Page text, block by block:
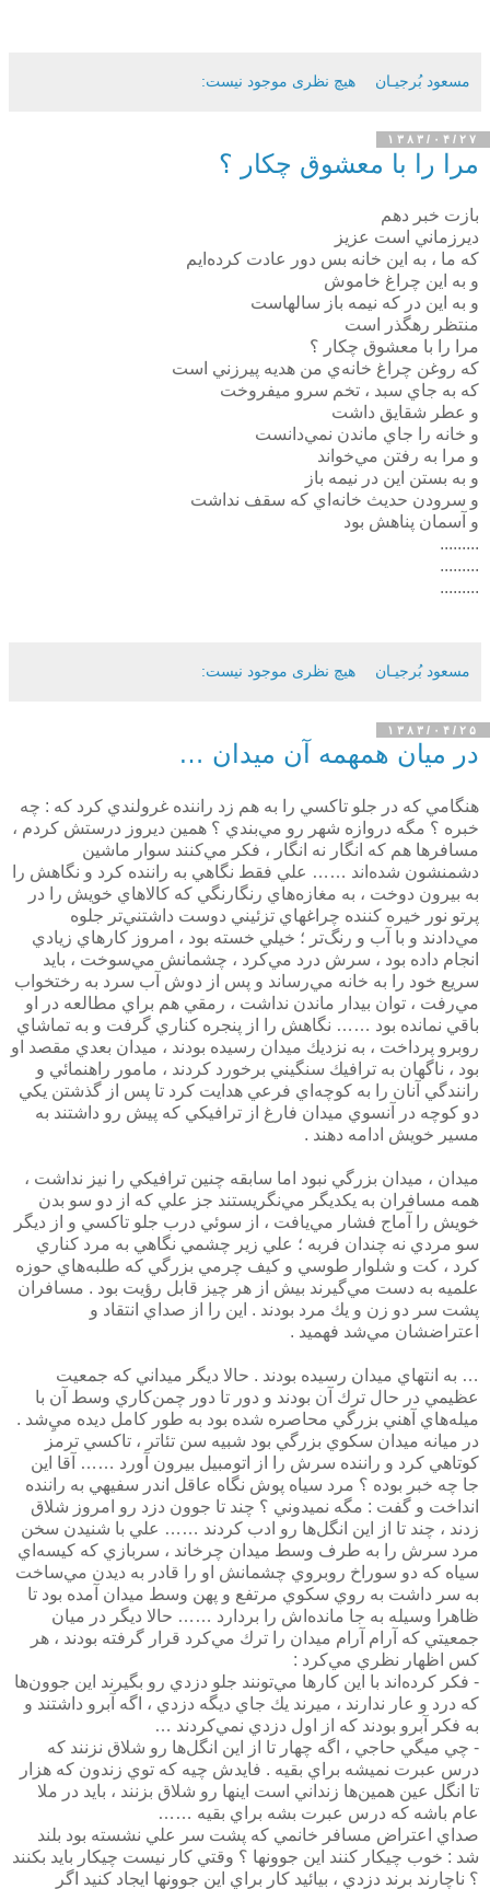
مسعود بُرجيـان هیچ نظری موجود نیست:
۱۳۸۳/۰۴/۲۷
مرا را با معشوق چکار ؟
بازت خبر دهم
ديرزماني است عزيز
که ما ، به اين خانه بس دور عادت کرده‌ايم
و به اين چراغ خاموش
و به اين در که نيمه باز سالهاست
منتظر رهگذر است
مرا را با معشوق چکار ؟
که روغن چراغ خانه‌ي من هديه پيرزني است
که به جاي سبد ، تخم سرو ميفروخت
و عطر شقايق داشت
و خانه را جاي ماندن نمي‌دانست
و مرا به رفتن مي‌خواند
و به بستن اين در نيمه باز
و سرودن حديث خانه‌اي که سقف نداشت
و آسمان پناهش بود
.........
.........
.........
مسعود بُرجيـان هیچ نظری موجود نیست:
۱۳۸۳/۰۴/۲۵
در ميان همهمه آن ميدان …
هنگامي كه در جلو تاكسي را به هم زد راننده غرولندي كرد كه : چه
خبره ؟ مگه دروازه شهر رو مي‌بندي ؟ همين ديروز درستش كردم ،
مسافرها هم كه انگار نه انگار ، فكر مي‌كنند سوار ماشين
دشمنشون شده‌اند …… علي فقط نگاهي به راننده كرد و نگاهش را
به بيرون دوخت ، به مغازه‌هاي رنگارنگي كه كالاهاي خويش را در
پرتو نور خيره كننده چراغهاي تزئيني دوست داشتني‌تر جلوه
مي‌دادند و با آب و رنگ‌تر ؛ خيلي خسته بود ،‌ امروز كارهاي زيادي
انجام ‌داده بود ، سرش درد مي‌كرد ، ‌چشمانش مي‌سوخت ، بايد
سريع خود را به خانه مي‌رساند و پس از دوش آب سرد به رختخواب
مي‌رفت ، توان بيدار ماندن نداشت ، رمقي هم براي مطالعه در او
باقي نما‌نده بود …… نگاهش را از پنجره كناري گرفت و به تماشاي
روبرو پرداخت ، به نزديك ميدان رسيده بودند ، ميدان بعدي مقصد او
بود ، ناگهان به ترافيك سنگيني برخورد كردند ، مامور راهنمائي و
رانندگي آنان را به كوچه‌اي فرعي هدايت كرد تا پس از گذشتن يكي
دو كوچه در آنسوي ميدان فارغ از ترافيكي كه پيش رو داشتند به
مسير خويش ادامه دهند .
ميدان ، ميدان بزرگي نبود اما سابقه چنين ترافيكي را نيز نداشت ،
همه مسافران به يكديگر مي‌نگريستند جز علي كه از دو سو بدن
خويش را آماج فشار مي‌يافت ، از سوئي درب جلو تاكسي و از ديگر
سو مردي نه چندان فربه ؛ علي زير چشمي نگاهي به مرد كناري
كرد ، كت و شلوار طوسي و كيف چرمي بزرگي كه طلبه‌هاي حوزه
علميه به دست مي‌گيرند بيش از هر چيز قابل رؤيت بود . مسافران
پشت سر دو زن و يك مرد بودند . اين را از صداي انتقاد و
اعتراضشان مي‌شد فهميد .
… به انتهاي ميدان رسيده بودند . حالا ديگر ميداني كه جمعيت
عظيمي در حال ترك آن بودند و دور تا دور چمن‌كاري وسط آن با
ميله‌هاي آهني بزرگي محاصره شده بود به طور كامل ديده ميِ‌شد .
در ميانه ميدان سكوي بزرگي بود شبيه سن تئاتر ، تاكسي ترمز
كوتاهي كرد و راننده سرش را از اتومبيل بيرون آورد …… آقا اين
جا چه خبر بوده ؟ مرد سياه پوش نگاه عاقل اندر سفيهي به راننده
انداخت و گفت : مگه نميدوني ؟ چند تا جوون دزد رو امروز شلاق
زدند ،‌ چند تا از اين انگل‌ها رو ادب كردند …… علي با شنيدن سخن
مرد سرش را به طرف وسط ميدان چرخاند ، ‌سربازي كه كيسه‌اي
سياه كه دو سوراخ روبروي چشمانش او را قادر به ديدن مي‌ساخت
به سر داشت به روي سكوي مرتفع و پهن وسط ميدان آمده بود تا
ظاهرا وسيله به جا مانده‌اش را بردارد …… حالا ديگر در ميان
جمعيتي كه آرام آرام ميدان را ترك مي‌كرد قرار گرفته بودند ، هر
كس اظهار نظري مي‌كرد :
- فكر كرده‌اند با اين كارها مي‌تونند جلو دزدي رو بگيرند اين جوون‌ها
كه درد و عار ندارند ، ميرند يك جاي ديگه دزدي ، اگه آبرو داشتند و
به فكر آبرو بودند كه از اول دزدي نمي‌كردند …
- چي ميگي حاجي ، اگه چهار تا از اين انگل‌ها رو شلاق نزنند كه
درس عبرت نميشه براي بقيه . فايدش چيه كه توي زندون كه هزار
تا انگل عين همين‌ها زنداني است اينها رو شلاق بزنند ، بايد در ملا
عام باشه كه درس عبرت بشه براي بقيه ……
صداي اعتراض مسافر خانمي كه پشت سر علي نشسته بود بلند
شد :‌ خوب چيكار كنند اين جوونها ؟ وقتي كار نيست چيكار بايد بكنند
؟ ناچارند برند دزدي ، بيائيد كار براي اين جوونها ايجاد كنيد اگر